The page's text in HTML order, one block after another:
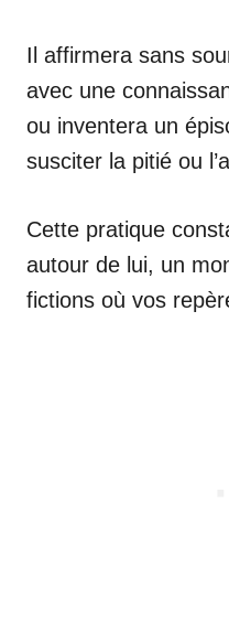
Il affirmera sans
avec une
ou inventera un
susciter la pitié ou
Cette pratique
autour de lui, un
fictions où vos